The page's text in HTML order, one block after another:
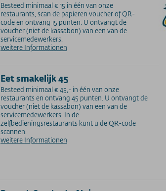
Besteed minimaal € 15 in één van onze
restaurants, scan de papieren voucher of QR-
code en ontvang 15 punten. U ontvangt de
voucher (niet de kassabon) van een van de
servicemedewerkers.
weitere Informationen
Eet smakelijk 45
Besteed minimaal € 45,- in één van onze
restaurants en ontvang 45 punten. U ontvangt de
voucher (niet de kassabon) van een van de
servicemedewerkers. In de
zelfbedieningsrestaurants kunt u de QR-code
scannen.
weitere Informationen